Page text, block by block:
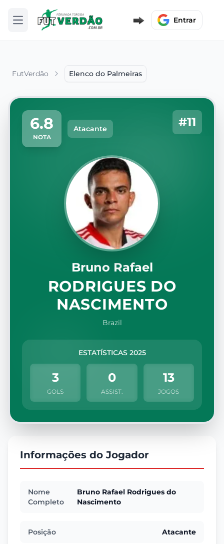
Abrir menu Entrar
FutVerdão Elenco do Palmeiras
6.8
NOTA
Atacante #11
Bruno Rafael
RODRIGUES DO
NASCIMENTO
Brazil
ESTATÍSTICAS 2025
3
GOLS
0
ASSIST.
13
JOGOS
Informações do Jogador
Nome
Completo
Bruno Rafael Rodrigues do
Nascimento
Posição Atacante